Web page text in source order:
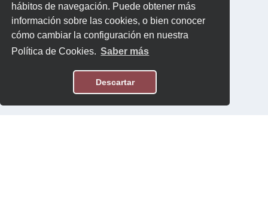
hábitos de navegación. Puede obtener más
información sobre las cookies, o bien conocer
cómo cambiar la configuración en nuestra
Política de Cookies. Saber más
Descartar